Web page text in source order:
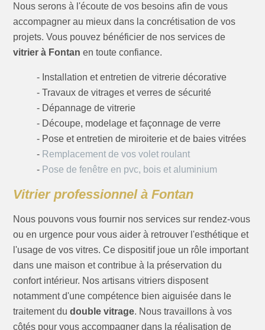
Nous serons à l'écoute de vos besoins afin de vous
accompagner au mieux dans la concrétisation de vos
projets. Vous pouvez bénéficier de nos services de
vitrier à Fontan en toute confiance.
- Installation et entretien de vitrerie décorative
- Travaux de vitrages et verres de sécurité
- Dépannage de vitrerie
- Découpe, modelage et façonnage de verre
- Pose et entretien de miroiterie et de baies vitrées
- Remplacement de vos volet roulant
- Pose de fenêtre en pvc, bois et aluminium
Vitrier professionnel à Fontan
Nous pouvons vous fournir nos services sur rendez-vous
ou en urgence pour vous aider à retrouver l'esthétique et
l'usage de vos vitres. Ce dispositif joue un rôle important
dans une maison et contribue à la préservation du
confort intérieur. Nos artisans vitriers disposent
notamment d'une compétence bien aiguisée dans le
traitement dudouble vitrage. Nous travaillons à vos
côtés pour vous accompagner dans la réalisation de